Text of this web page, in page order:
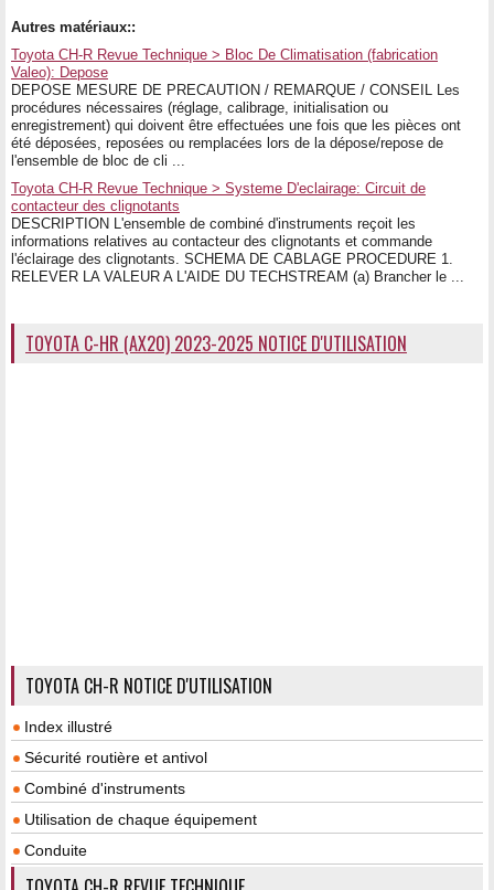
Autres matériaux::
Toyota CH-R Revue Technique > Bloc De Climatisation (fabrication
Valeo): Depose
DEPOSE MESURE DE PRECAUTION / REMARQUE / CONSEIL Les
procédures nécessaires (réglage, calibrage, initialisation ou
enregistrement) qui doivent être effectuées une fois que les pièces ont
été déposées, reposées ou remplacées lors de la dépose/repose de
l'ensemble de bloc de cli ...
Toyota CH-R Revue Technique > Systeme D'eclairage: Circuit de
contacteur des clignotants
DESCRIPTION L'ensemble de combiné d'instruments reçoit les
informations relatives au contacteur des clignotants et commande
l'éclairage des clignotants. SCHEMA DE CABLAGE PROCEDURE 1.
RELEVER LA VALEUR A L'AIDE DU TECHSTREAM (a) Brancher le ...
TOYOTA C-HR (AX20) 2023-2025 NOTICE D'UTILISATION
TOYOTA CH-R NOTICE D'UTILISATION
Index illustré
Sécurité routière et antivol
Combiné d'instruments
Utilisation de chaque équipement
Conduite